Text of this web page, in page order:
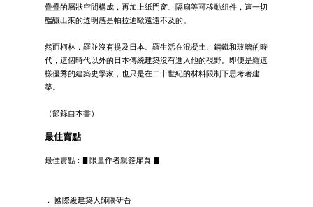
疊疊的層狀空間構成，再加上紙門窗、隔扇等可移動組件，這一切
醞釀出來的透明感是帕拉迪歐遠遠不及的。
然而柯林．羅並沒有提及日本。羅生活在混凝土、鋼鐵和玻璃的時
代，這個時代以外的日本傳統建築沒有進入他的視野。即便是羅這
樣優秀的建築史學家，也只是在二十世紀的材料限制下思考著建
築。
（節錄自本書）
最佳賣點
最佳賣點 : ▋限量作者親簽扉頁 ▋
． 國際級建築大師隈研吾